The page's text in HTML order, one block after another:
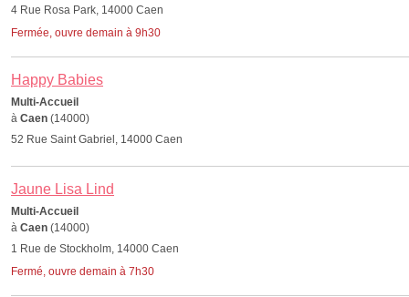
4 Rue Rosa Park, 14000 Caen
Fermée, ouvre demain à 9h30
Happy Babies
Multi-Accueil
à Caen (14000)
52 Rue Saint Gabriel, 14000 Caen
Jaune Lisa Lind
Multi-Accueil
à Caen (14000)
1 Rue de Stockholm, 14000 Caen
Fermé, ouvre demain à 7h30